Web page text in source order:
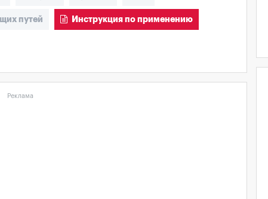
путей Инструкция по применению
Реклама